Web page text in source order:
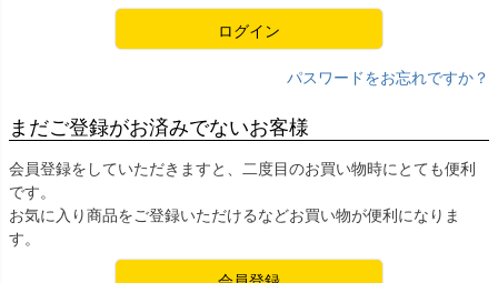
ログイン
パスワードをお忘れですか？
まだご登録がお済みでないお客様
会員登録をしていただきますと、二度目のお買い物時にとても便利
です。
お気に入り商品をご登録いただけるなどお買い物が便利になりま
す。